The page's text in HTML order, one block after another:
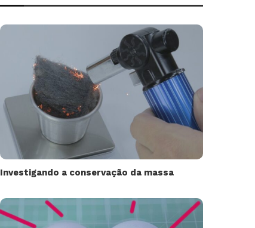
Investigando a conservação da massa